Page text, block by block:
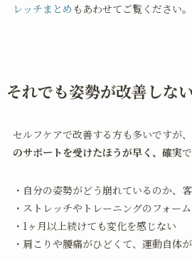
レッチまとめ もあわせてご覧ください。
それでも姿勢が改善しな
セルフケアで改善する方も多いですが
のサポートを受けたほうが早く、確実で
・自分の姿勢がどう崩れているのか、
・ストレッチやトレーニングのフォー
・1ヶ月以上続けても変化を感じない
・肩こりや腰痛がひどくて、運動自体